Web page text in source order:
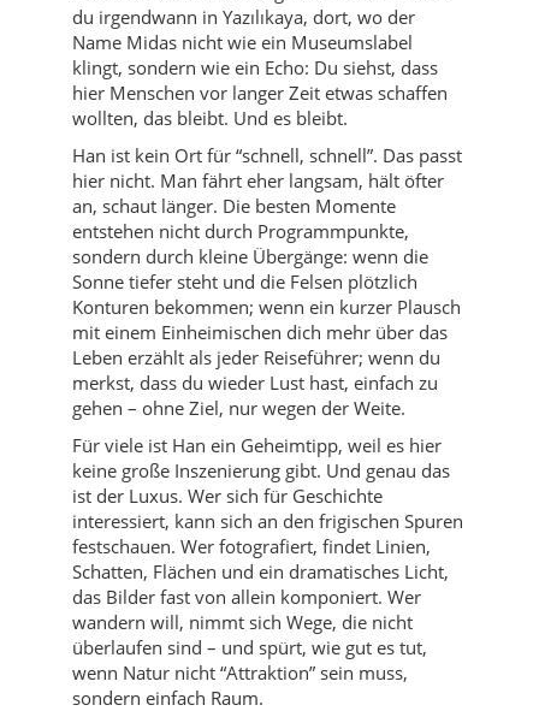
du irgendwann in Yazılıkaya, dort, wo der
Name Midas nicht wie ein Museumslabel
klingt, sondern wie ein Echo: Du siehst, dass
hier Menschen vor langer Zeit etwas schaffen
wollten, das bleibt. Und es bleibt.
Han ist kein Ort für “schnell, schnell”. Das passt
hier nicht. Man fährt eher langsam, hält öfter
an, schaut länger. Die besten Momente
entstehen nicht durch Programmpunkte,
sondern durch kleine Übergänge: wenn die
Sonne tiefer steht und die Felsen plötzlich
Konturen bekommen; wenn ein kurzer Plausch
mit einem Einheimischen dich mehr über das
Leben erzählt als jeder Reiseführer; wenn du
merkst, dass du wieder Lust hast, einfach zu
gehen – ohne Ziel, nur wegen der Weite.
Für viele ist Han ein Geheimtipp, weil es hier
keine große Inszenierung gibt. Und genau das
ist der Luxus. Wer sich für Geschichte
interessiert, kann sich an den frigischen Spuren
festschauen. Wer fotografiert, findet Linien,
Schatten, Flächen und ein dramatisches Licht,
das Bilder fast von allein komponiert. Wer
wandern will, nimmt sich Wege, die nicht
überlaufen sind – und spürt, wie gut es tut,
wenn Natur nicht “Attraktion” sein muss,
sondern einfach Raum.